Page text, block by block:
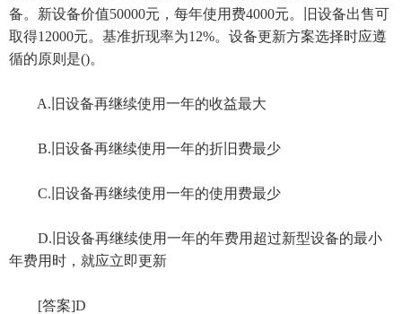
备。新设备价值50000元，每年使用费4000元。旧设备出售可
取得12000元。基准折现率为12%。设备更新方案选择时应遵
循的原则是()。
A.旧设备再继续使用一年的收益最大
B.旧设备再继续使用一年的折旧费最少
C.旧设备再继续使用一年的使用费最少
D.旧设备再继续使用一年的年费用超过新型设备的最小
年费用时，就应立即更新
[答案]D